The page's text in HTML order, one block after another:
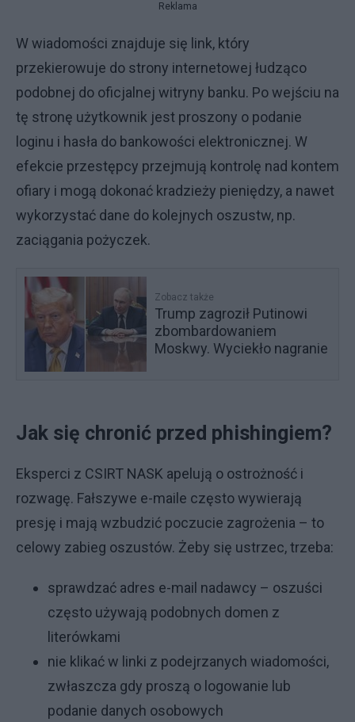
Reklama
W wiadomości znajduje się link, który
przekierowuje do strony internetowej łudząco
podobnej do oficjalnej witryny banku. Po wejściu na
tę stronę użytkownik jest proszony o podanie
loginu i hasła do bankowości elektronicznej. W
efekcie przestępcy przejmują kontrolę nad kontem
ofiary i mogą dokonać kradzieży pieniędzy, a nawet
wykorzystać dane do kolejnych oszustw, np.
zaciągania pożyczek.
Zobacz także
Trump zagroził Putinowi
zbombardowaniem
Moskwy. Wyciekło nagranie
Jak się chronić przed phishingiem?
Eksperci z CSIRT NASK apelują o ostrożność i
rozwagę. Fałszywe e-maile często wywierają
presję i mają wzbudzić poczucie zagrożenia – to
celowy zabieg oszustów. Żeby się ustrzec, trzeba:
sprawdzać adres e-mail nadawcy – oszuści
często używają podobnych domen z
literówkami
nie klikać w linki z podejrzanych wiadomości,
zwłaszcza gdy proszą o logowanie lub
podanie danych osobowych